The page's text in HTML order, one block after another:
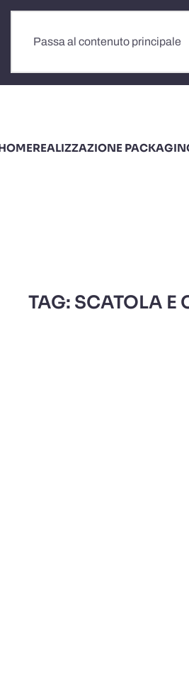
Passa al contenuto principale
REALIZZAZIONE
TAG: SCATOLA E